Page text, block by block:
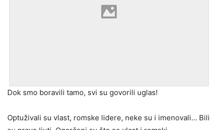
Dok smo boravili tamo, svi su govorili uglas!
Optuživali su vlast, romske lidere, neke su i imenovali… Bili